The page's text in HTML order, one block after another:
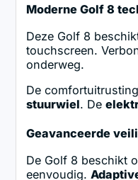
Moderne Golf 8
Deze Golf 8
touchscreen.
onderweg.
De
stuurwiel. De
Geavanceerde
De Golf 8 beschikt
eenvoudig.